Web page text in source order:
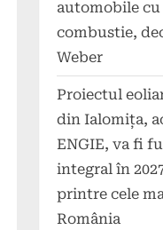
automobile
combustie,
Weber
Proiectul
din Ialomița,
ENGIE, va fi
integral în
printre cele
România